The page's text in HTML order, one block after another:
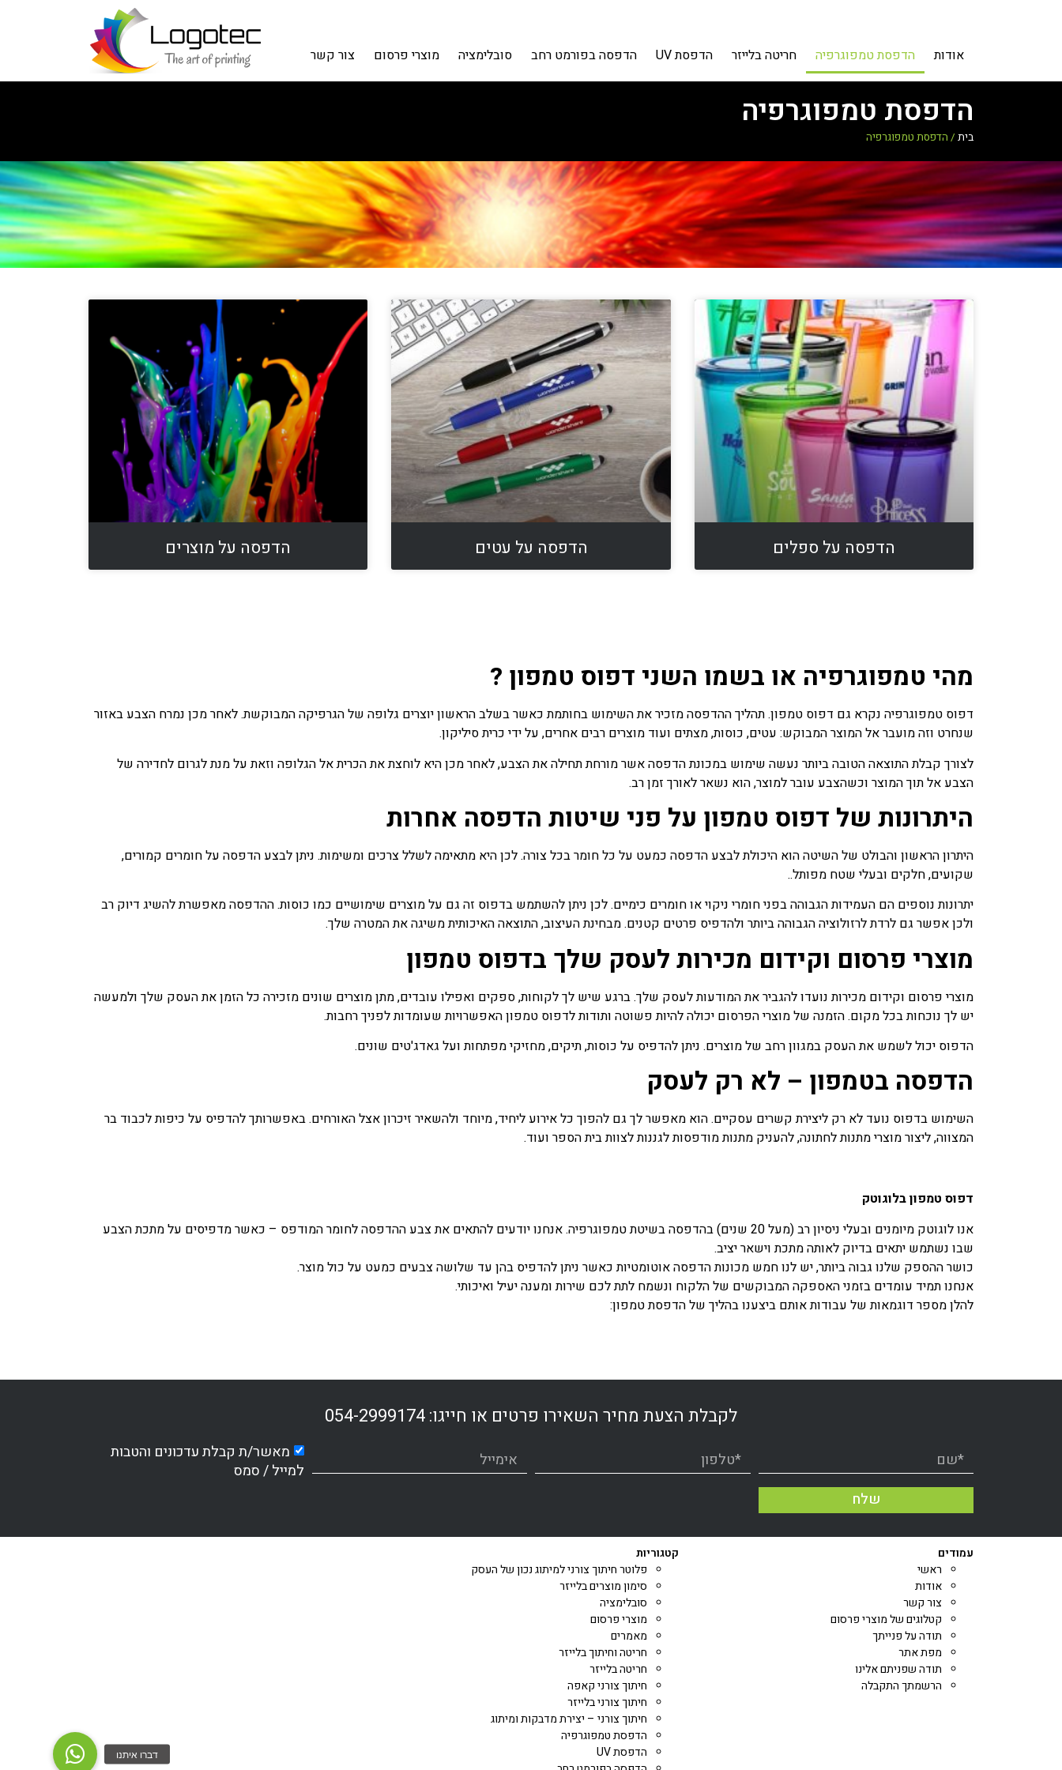
אודות הדפסת טמפוגרפיה חריטה בלייזר הדפסת UV הדפסה בפורמט רחב סובלימציה מוצרי פרסום צור קשר
הדפסת טמפוגרפיה
בית / הדפסת טמפוגרפיה
הדפסה על ספלים הדפסה על עטים הדפסה על מוצרים
מהי טמפוגרפיה או בשמו השני דפוס טמפון ?
דפוס טמפוגרפיה נקרא גם דפוס טמפון. תהליך ההדפסה מזכיר את השימוש בחותמת כאשר בשלב הראשון יוצרים גלופה של הגרפיקה המבוקשת. לאחר מכן נמרח הצבע באזור
שנחרט וזה מועבר אל המוצר המבוקש: עטים, כוסות, מצתים ועוד מוצרים רבים אחרים, על ידי כרית סיליקון.
לצורך קבלת התוצאה הטובה ביותר נעשה שימוש במכונת הדפסה אשר מורחת תחילה את הצבע, לאחר מכן היא לוחצת את הכרית אל הגלופה וזאת על מנת לגרום לחדירה של
הצבע אל תוך המוצר וכשהצבע עובר למוצר, הוא נשאר לאורך זמן רב.
היתרונות של דפוס טמפון על פני שיטות הדפסה אחרות
היתרון הראשון והבולט של השיטה הוא היכולת לבצע הדפסה כמעט על כל חומר בכל צורה. לכן היא מתאימה לשלל צרכים ומשימות. ניתן לבצע הדפסה על חומרים קמורים,
שקועים, חלקים ובעלי שטח מפותל..
יתרונות נוספים הם העמידות הגבוהה בפני חומרי ניקוי או חומרים כימיים. לכן ניתן להשתמש בדפוס זה גם על מוצרים שימושיים כמו כוסות. ההדפסה מאפשרת להשיג דיוק רב
ולכן אפשר גם לרדת לרזולוציה הגבוהה ביותר ולהדפיס פרטים קטנים. מבחינת העיצוב, התוצאה האיכותית משיגה את המטרה שלך.
מוצרי פרסום וקידום מכירות לעסק שלך בדפוס טמפון
מוצרי פרסום וקידום מכירות נועדו להגביר את המודעות לעסק שלך. ברגע שיש לך לקוחות, ספקים ואפילו עובדים, מתן מוצרים שונים מזכירה כל הזמן את העסק שלך ולמעשה
יש לך נוכחות בכל מקום. הזמנה של מוצרי הפרסום יכולה להיות פשוטה ותודות לדפוס טמפון האפשרויות שעומדות לפניך רחבות.
הדפוס יכול לשמש את העסק במגוון רחב של מוצרים. ניתן להדפיס על כוסות, תיקים, מחזיקי מפתחות ועל גאדג'טים שונים.
הדפסה בטמפון – לא רק לעסק
השימוש בדפוס נועד לא רק ליצירת קשרים עסקיים. הוא מאפשר לך גם להפוך כל אירוע ליחיד, מיוחד ולהשאיר זיכרון אצל האורחים. באפשרותך להדפיס על כיפות לכבוד בר
המצווה, ליצור מוצרי מתנות לחתונה, להעניק מתנות מודפסות לגננות לצוות בית הספר ועוד.
דפוס טמפון בלוגוטק
אנו לוגוטק מיומנים ובעלי ניסיון רב (מעל 20 שנים) בהדפסה בשיטת טמפוגרפיה. אנחנו יודעים להתאים את צבע ההדפסה לחומר המודפס – כאשר מדפיסים על מתכת הצבע
שבו נשתמש יתאים בדיוק לאותה מתכת וישאר יציב.
כושר ההספק שלנו גבוה ביותר, יש לנו חמש מכונות הדפסה אוטומטיות כאשר ניתן להדפיס בהן עד שלושה צבעים כמעט על כול מוצר.
אנחנו תמיד עומדים בזמני האספקה המבוקשים של הלקוח ונשמח לתת לכם שירות ומענה יעיל ואיכותי.
להלן מספר דוגמאות של עבודות אותם ביצענו בהליך של הדפסת טמפון:
לקבלת הצעת מחיר השאירו פרטים או חייגו:054-2999174
מאשר/ת קבלת עדכונים והטבות
למייל / סמס
שלח
עמודים
ראשי
אודות
צור קשר
קטלוגים של מוצרי פרסום
תודה על פנייתך
מפת אתר
תודה שפניתם אלינו
הרשמתך התקבלה
קטגוריות
פלוטר חיתוך צורני למיתוג נכון של העסק
סימון מוצרים בלייזר
סובלימציה
מוצרי פרסום
מאמרים
חריטה וחיתוך בלייזר
חריטה בלייזר
חיתוך צורני קאפה
חיתוך צורני בלייזר
חיתוך צורני – יצירת מדבקות ומיתוג
הדפסת טמפוגרפיה
הדפסת UV